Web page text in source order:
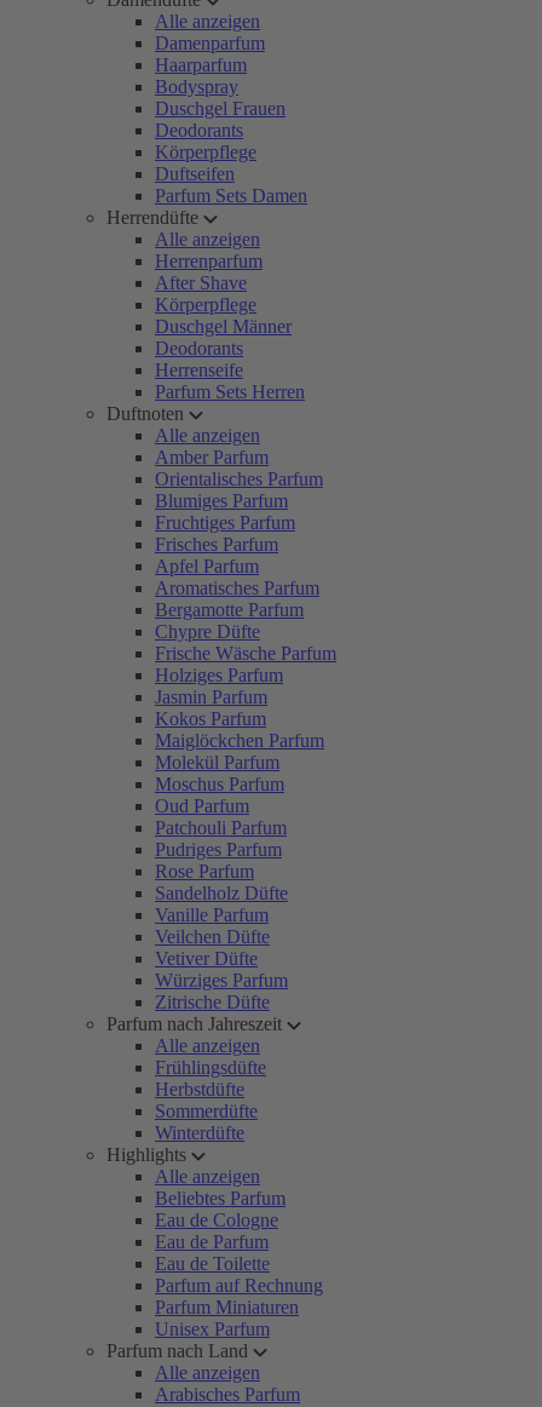
Alle anzeigen
Damenparfum
Haarparfum
Bodyspray
Duschgel Frauen
Deodorants
Körperpflege
Duftseifen
Parfum Sets Damen
Herrendüfte
Alle anzeigen
Herrenparfum
After Shave
Körperpflege
Duschgel Männer
Deodorants
Herrenseife
Parfum Sets Herren
Duftnoten
Alle anzeigen
Amber Parfum
Orientalisches Parfum
Blumiges Parfum
Fruchtiges Parfum
Frisches Parfum
Apfel Parfum
Aromatisches Parfum
Bergamotte Parfum
Chypre Düfte
Frische Wäsche Parfum
Holziges Parfum
Jasmin Parfum
Kokos Parfum
Maiglöckchen Parfum
Molekül Parfum
Moschus Parfum
Oud Parfum
Patchouli Parfum
Pudriges Parfum
Rose Parfum
Sandelholz Düfte
Vanille Parfum
Veilchen Düfte
Vetiver Düfte
Würziges Parfum
Zitrische Düfte
Parfum nach Jahreszeit
Alle anzeigen
Frühlingsdüfte
Herbstdüfte
Sommerdüfte
Winterdüfte
Highlights
Alle anzeigen
Beliebtes Parfum
Eau de Cologne
Eau de Parfum
Eau de Toilette
Parfum auf Rechnung
Parfum Miniaturen
Unisex Parfum
Parfum nach Land
Alle anzeigen
Arabisches Parfum